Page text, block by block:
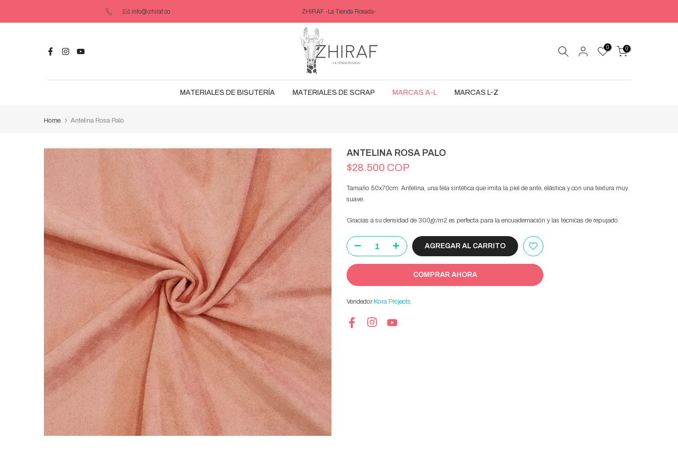
contenido
info@zhiraf.co ZHIRAF -La Tienda Rosada-
0 0
MATERIALES DE BISUTERÍA MATERIALES DE SCRAP MARCAS A-L MARCAS L-Z
Home Antelina Rosa Palo
ANTELINA ROSA PALO
$28.500 COP
Tamaño 50x70cm. Antelina, una tela sintética que imita la piel de ante, elástica y con una textura muy
suave.
Gracias a su densidad de 300gr/m2 es perfecta para la encuadernación y las técnicas de repujado.
AGREGAR AL CARRITO
COMPRAR AHORA
Vendedor Kora Projects